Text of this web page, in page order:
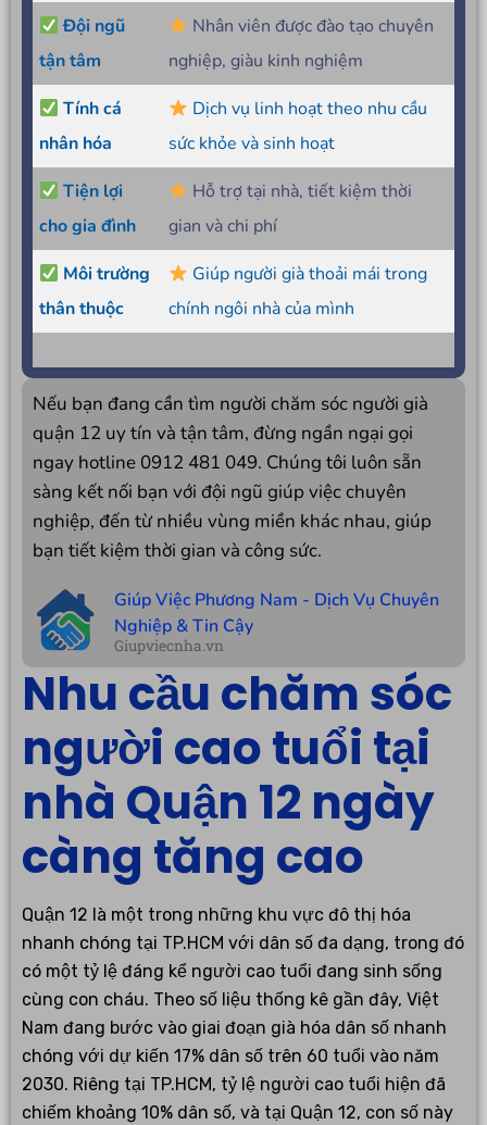
Đội ngũ
tận tâm
Nhân viên được đào tạo chuyên
nghiệp, giàu kinh nghiệm
Tính cá
nhân hóa
Dịch vụ linh hoạt theo nhu cầu
sức khỏe và sinh hoạt
Tiện lợi
cho gia đình
Hỗ trợ tại nhà, tiết kiệm thời
gian và chi phí
Môi trường
thân thuộc
Giúp người già thoải mái trong
chính ngôi nhà của mình
Nếu bạn đang cần tìm người chăm sóc người già
quận 12 uy tín và tận tâm, đừng ngần ngại gọi
ngay hotline 0912 481 049. Chúng tôi luôn sẵn
sàng kết nối bạn với đội ngũ giúp việc chuyên
nghiệp, đến từ nhiều vùng miền khác nhau, giúp
bạn tiết kiệm thời gian và công sức.
Giúp Việc Phương Nam - Dịch Vụ Chuyên
Nghiệp & Tin Cậy
Giupviecnha.vn
Nhu cầu chăm sóc
người cao tuổi tại
nhà Quận 12 ngày
càng tăng cao
Quận 12 là một trong những khu vực đô thị hóa
nhanh chóng tại TP.HCM với dân số đa dạng, trong đó
có một tỷ lệ đáng kể người cao tuổi đang sinh sống
cùng con cháu. Theo số liệu thống kê gần đây, Việt
Nam đang bước vào giai đoạn già hóa dân số nhanh
chóng với dự kiến 17% dân số trên 60 tuổi vào năm
2030. Riêng tại TP.HCM, tỷ lệ người cao tuổi hiện đã
chiếm khoảng 10% dân số, và tại Quận 12, con số này